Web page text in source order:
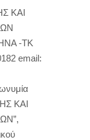
ΚΑΙ
-ΤΚ
email:
ΚΑΙ